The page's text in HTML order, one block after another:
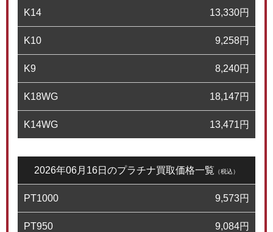
K14 13,330円
K10 9,258円
K9 8,240円
K18WG 18,147円
K14WG 13,471円
2026年06月16日のプラチナ買取価格一覧 （税込）
PT1000 9,573円
PT950 9,084円